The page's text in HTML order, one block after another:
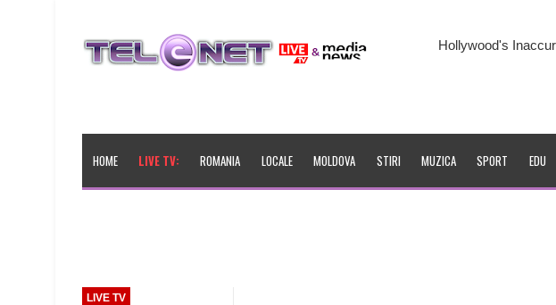
HOME LIVE TV: ROMANIA LOCALE MOLDOVA STIRI MUZICA SPORT EDU
LIVE TV